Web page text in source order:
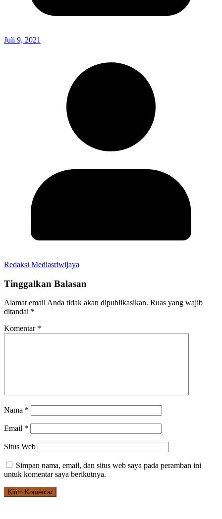
Juli 9, 2021
Redaksi Mediasriwijaya
Tinggalkan Balasan
Alamat email Anda tidak akan dipublikasikan. Ruas yang wajib
ditandai *
Komentar *
Nama *
Email *
Situs Web
Simpan nama, email, dan situs web saya pada peramban ini
untuk komentar saya berikutnya.